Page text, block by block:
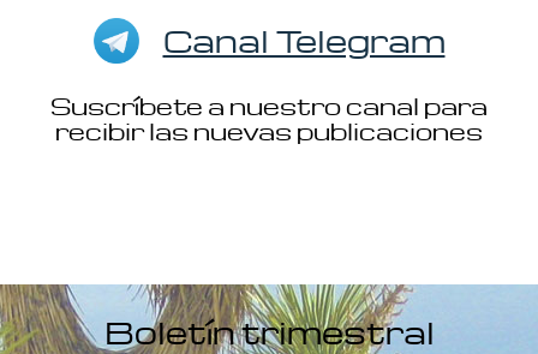
Canal Telegram
Suscríbete a nuestro canal para
recibir las nuevas publicaciones
Boletín trimestral